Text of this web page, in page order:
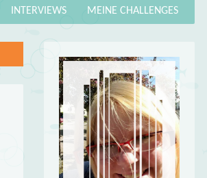
MEINE CHALLENGES
INTERVIEWS